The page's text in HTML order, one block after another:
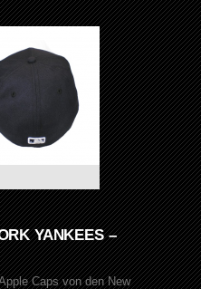
YANKEES –
Caps von den New